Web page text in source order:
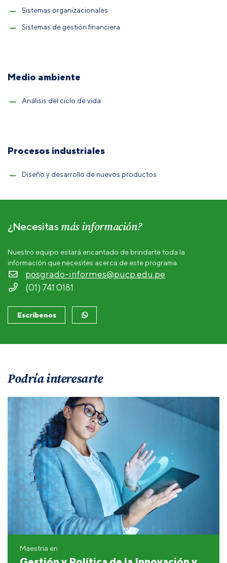
Sistemas organizacionales
Sistemas de gestión financiera
Medio ambiente
Análisis del ciclo de vida
Procesos industriales
Diseño y desarrollo de nuevos productos
¿Necesitas más información?
Nuestro equipo estará encantado de brindarte toda la
información que necesites acerca de este programa.
posgrado-informes@pucp.edu.pe
(01) 741 0181
Escríbenos
Podría interesarte
Maestría en